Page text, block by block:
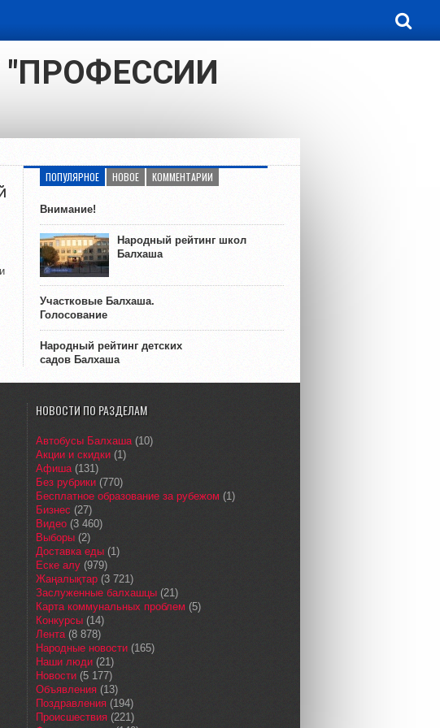
"ПРОФЕССИИ
ПОПУЛЯРНОЕ НОВОЕ КОММЕНТАРИИ
Внимание!
Народный рейтинг школ
Балхаша
Участковые Балхаша.
Голосование
Народный рейтинг детских
садов Балхаша
НОВОСТИ ПО РАЗДЕЛАМ
Автобусы Балхаша(10)
Акции и скидки (1)
Афиша(131)
Без рубрики (770)
Бесплатное образование за рубежом (1)
Бизнес (27)
Видео (3 460)
Выборы (2)
Доставка еды (1)
Еске алу (979)
Жаңалықтар (3 721)
Заслуженные балхашцы (21)
Карта коммунальных проблем (5)
Конкурсы (14)
Лента(8 878)
Народные новости (165)
Наши люди (21)
Новости (5 177)
Объявления (13)
Поздравления (194)
Происшествия (221)